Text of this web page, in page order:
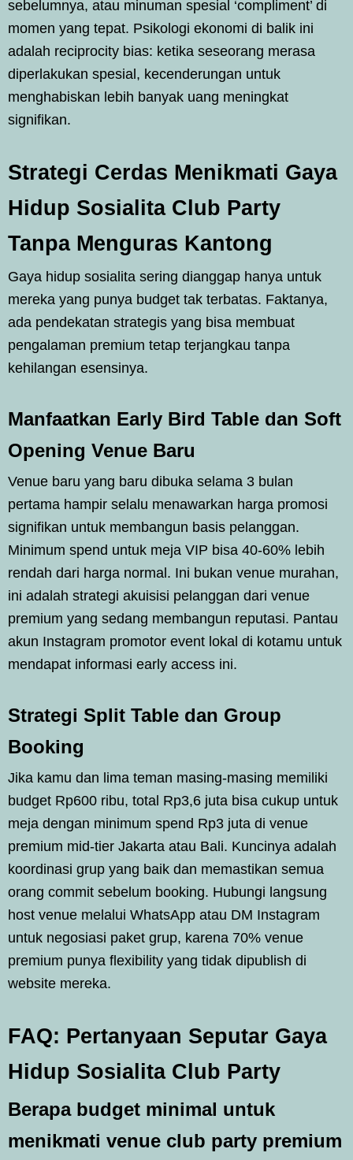
sebelumnya, atau minuman spesial ‘compliment’ di
momen yang tepat. Psikologi ekonomi di balik ini
adalah reciprocity bias: ketika seseorang merasa
diperlakukan spesial, kecenderungan untuk
menghabiskan lebih banyak uang meningkat
signifikan.
Strategi Cerdas Menikmati Gaya
Hidup Sosialita Club Party
Tanpa Menguras Kantong
Gaya hidup sosialita sering dianggap hanya untuk
mereka yang punya budget tak terbatas. Faktanya,
ada pendekatan strategis yang bisa membuat
pengalaman premium tetap terjangkau tanpa
kehilangan esensinya.
Manfaatkan Early Bird Table dan Soft
Opening Venue Baru
Venue baru yang baru dibuka selama 3 bulan
pertama hampir selalu menawarkan harga promosi
signifikan untuk membangun basis pelanggan.
Minimum spend untuk meja VIP bisa 40-60% lebih
rendah dari harga normal. Ini bukan venue murahan,
ini adalah strategi akuisisi pelanggan dari venue
premium yang sedang membangun reputasi. Pantau
akun Instagram promotor event lokal di kotamu untuk
mendapat informasi early access ini.
Strategi Split Table dan Group
Booking
Jika kamu dan lima teman masing-masing memiliki
budget Rp600 ribu, total Rp3,6 juta bisa cukup untuk
meja dengan minimum spend Rp3 juta di venue
premium mid-tier Jakarta atau Bali. Kuncinya adalah
koordinasi grup yang baik dan memastikan semua
orang commit sebelum booking. Hubungi langsung
host venue melalui WhatsApp atau DM Instagram
untuk negosiasi paket grup, karena 70% venue
premium punya flexibility yang tidak dipublish di
website mereka.
FAQ: Pertanyaan Seputar Gaya
Hidup Sosialita Club Party
Berapa budget minimal untuk
menikmati venue club party premium